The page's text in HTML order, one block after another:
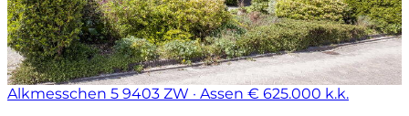
Alkmesschen 5 9403 ZW · Assen € 625.000 k.k.